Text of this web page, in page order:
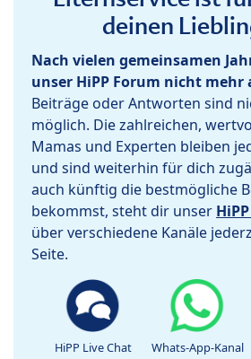
deinen
Nach vielen gemeinsamen
unser HiPP Forum nicht mehr
Beiträge oder Antworten sind
möglich. Die zahlreichen,
Mamas und Experten bleiben
und sind weiterhin für dich
auch künftig die bestmögliche
bekommst, steht dir unser
über verschiedene Kanäle
Seite.
HiPP Live Chat Whats-App-Kanal